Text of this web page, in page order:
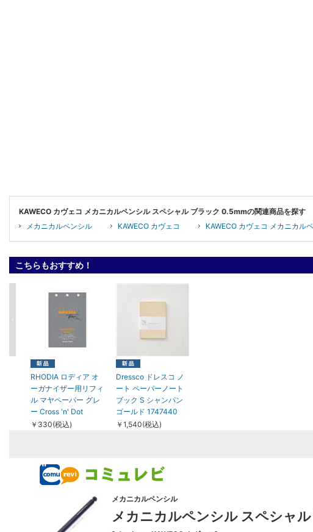
KAWECO カヴェコ メカニカルペンシル スペシャル ブラック 0.5mmの関連商品を探す
メカニカルペンシル
KAWECO カヴェコ KAWECO カヴェコ メカニカル
こちらもおすすめ！
RHODIA ロディア オ
ーガナイザー用リフィ
ル マヤペーパー グレ
ー Cross 'n' Dot
￥330(税込)
Dressco ドレスコ ノ
ート ペーパーノート
ブック S シャンパン
ゴールド 1747440
￥1,540(税込)
メカニカルペンシル
メカニカルペンシル スペシャ